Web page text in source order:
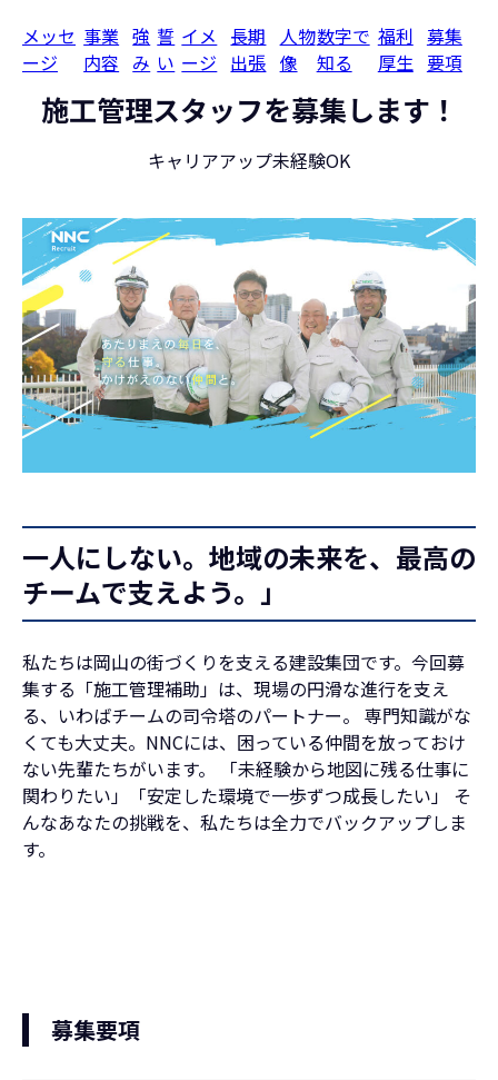
メッセ
ージ
事業
内容
強
み
誓
い
イメ
ージ
長期
出張
人物
像
数字で
知る
福利
厚生
募集
要項
施工管理スタッフを募集します！
キャリアアップ未経験OK
一人にしない。地域の未来を、最高の
チームで支えよう。」
私たちは岡山の街づくりを支える建設集団です。今回募
集する「施工管理補助」は、現場の円滑な進行を支え
る、いわばチームの司令塔のパートナー。 専門知識がな
くても大丈夫。NNCには、困っている仲間を放っておけ
ない先輩たちがいます。 「未経験から地図に残る仕事に
関わりたい」「安定した環境で一歩ずつ成長したい」 そ
んなあなたの挑戦を、私たちは全力でバックアップしま
す。
募集要項